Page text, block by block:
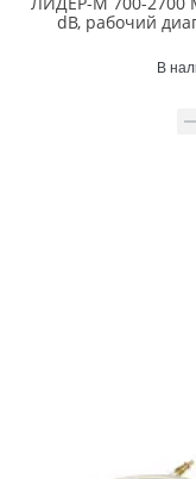
dB, рабочий
В